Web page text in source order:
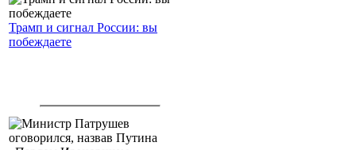
Трамп и сигнал России: вы
побеждаете